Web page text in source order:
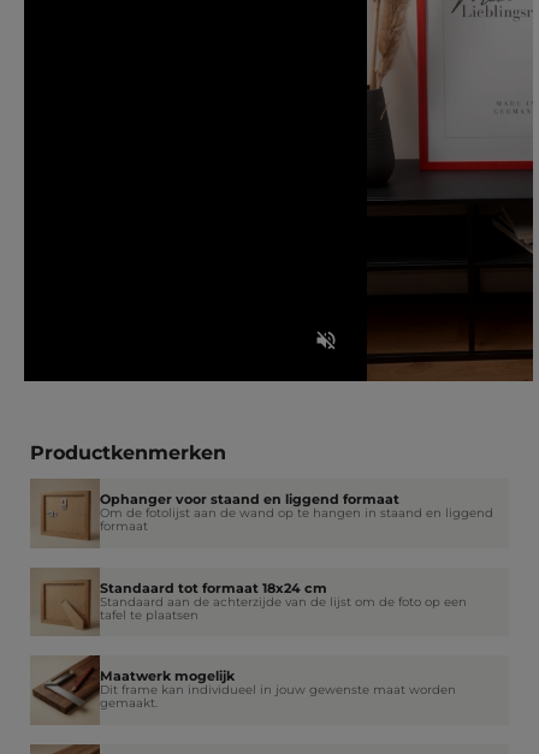
Productkenmerken
Ophanger voor staand en liggend formaat
Om de fotolijst aan de wand op te hangen in staand en liggend
formaat
Standaard tot formaat 18x24 cm
Standaard aan de achterzijde van de lijst om de foto op een
tafel te plaatsen
Maatwerk mogelijk
Dit frame kan individueel in jouw gewenste maat worden
gemaakt.